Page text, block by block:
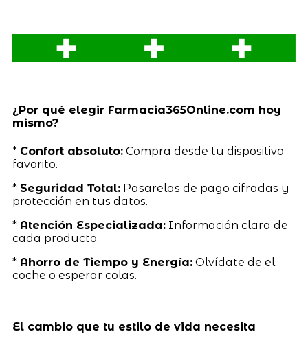
¿Por qué elegir Farmacia365Online.com hoy
mismo?
* Confort absoluto:Compra desde tu dispositivo
favorito.
* Seguridad Total:Pasarelas de pago cifradas y
protección en tus datos.
* Atención Especializada:Información clara de
cada producto.
* Ahorro de Tiempo y Energía:Olvídate de el
coche o esperar colas.
El cambio que tu estilo de vida necesita